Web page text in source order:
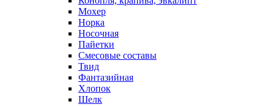
Мохер
Норка
Носочная
Пайетки
Смесовые составы
Твид
Фантазийная
Хлопок
Шелк